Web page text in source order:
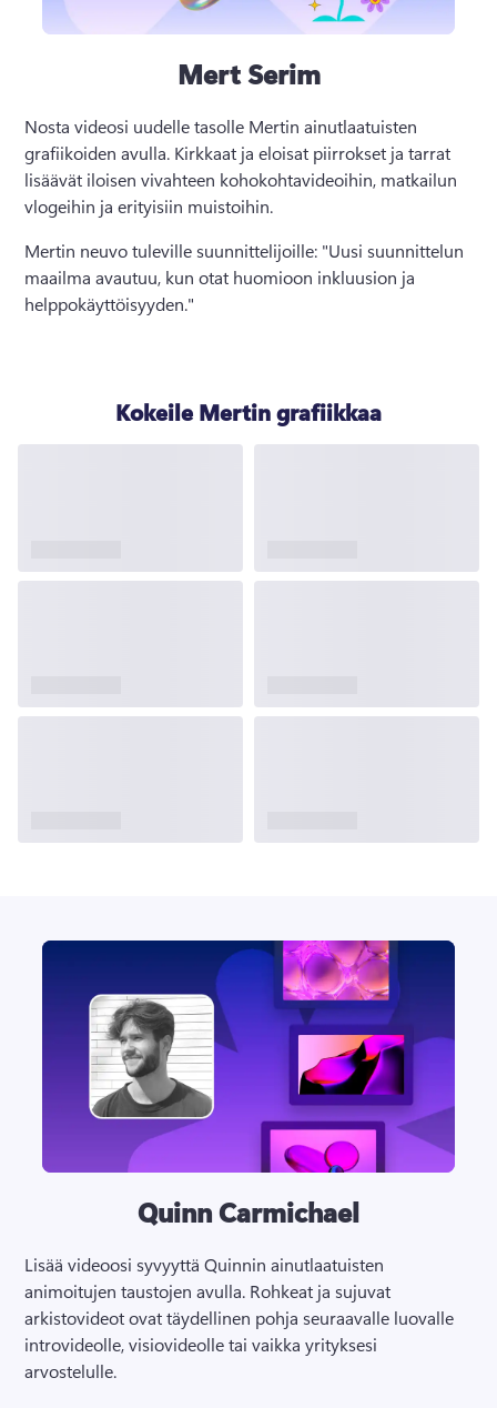
Mert Serim
Nosta videosi uudelle tasolle Mertin ainutlaatuisten
grafiikoiden avulla. Kirkkaat ja eloisat piirrokset ja tarrat
lisäävät iloisen vivahteen kohokohtavideoihin, matkailun
vlogeihin ja erityisiin muistoihin.
Mertin neuvo tuleville suunnittelijoille: "Uusi suunnittelun
maailma avautuu, kun otat huomioon inkluusion ja
helppokäyttöisyyden."
Kokeile Mertin grafiikkaa
Quinn Carmichael
Lisää videoosi syvyyttä Quinnin ainutlaatuisten
animoitujen taustojen avulla. Rohkeat ja sujuvat
arkistovideot ovat täydellinen pohja seuraavalle luovalle
introvideolle, visiovideolle tai vaikka yrityksesi
arvostelulle.